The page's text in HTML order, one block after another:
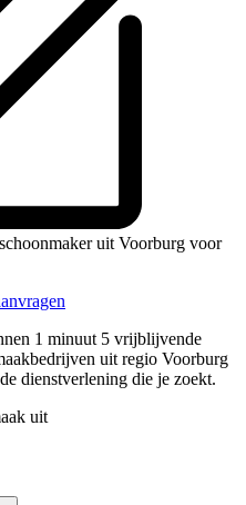
uit Voorburg voor
1 minuut 5 vrijblijvende
uit regio Voorburg
dienstverlening die je zoekt.
uit